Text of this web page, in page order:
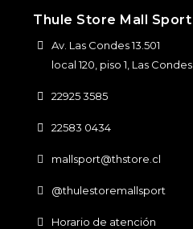
Thule Store Mall Sport
Av. Las Condes 13.501
local 120, piso 1, Las Condes
22925 3585
22583 0434
mallsport@thstore.cl
@thulestoremallsport
Horario de atención